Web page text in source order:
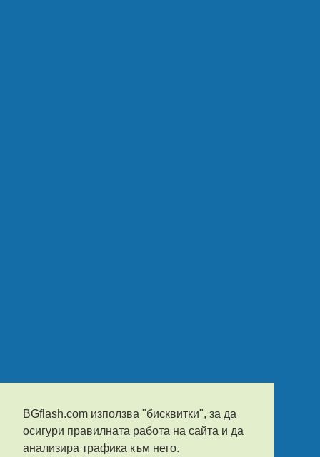
BGflash.com използва "бисквитки", за да
осигури правилната работа на сайта и да
анализира трафика към него.